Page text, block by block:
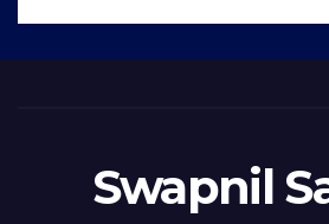
Swapnil